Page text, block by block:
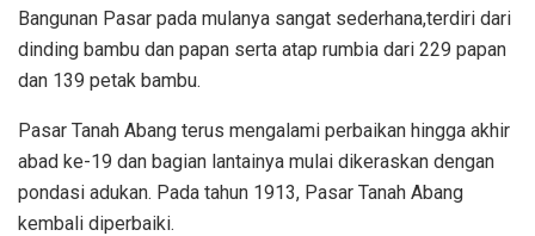
Bangunan Pasar pada mulanya sangat sederhana,terdiri dari
dinding bambu dan papan serta atap rumbia dari 229 papan
dan 139 petak bambu.
Pasar Tanah Abang terus mengalami perbaikan hingga akhir
abad ke-19 dan bagian lantainya mulai dikeraskan dengan
pondasi adukan. Pada tahun 1913, Pasar Tanah Abang
kembali diperbaiki.